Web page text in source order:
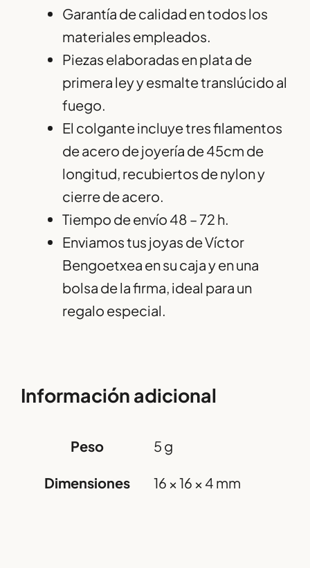
Garantía de calidad en todos los
materiales empleados.
Piezas elaboradas en plata de
primera ley y esmalte translúcido al
fuego.
El colgante incluye tres filamentos
de acero de joyería de 45cm de
longitud, recubiertos de nylon y
cierre de acero.
Tiempo de envío 48 – 72 h.
Enviamos tus joyas de Víctor
Bengoetxea en su caja y en una
bolsa de la firma, ideal para un
regalo especial.
Información adicional
Peso 5 g
Dimensiones 16 × 16 × 4 mm